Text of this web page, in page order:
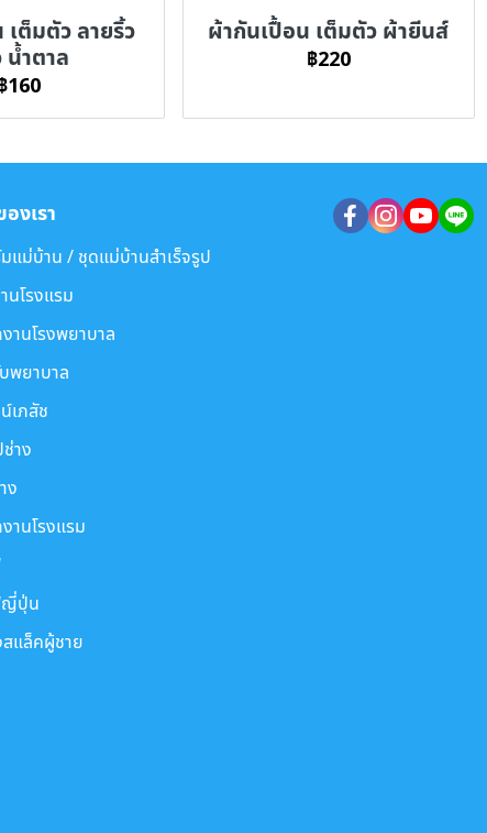
ต็มตัว ลายริ้ว
น้ำตาล
160
ผ้ากันเปื้อน เต็มตัว ผ้ายีนส์
฿220
งเรา
แม่บ้าน / ชุดแม่บ้านสำเร็จรูป
นโรงแรม
านโรงพยาบาล
พยาบาล
เภสัช
าง
ง
านโรงแรม
ญี่ปุ่น
สแล็คผู้ชาย